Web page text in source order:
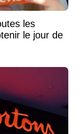
les
le jour de